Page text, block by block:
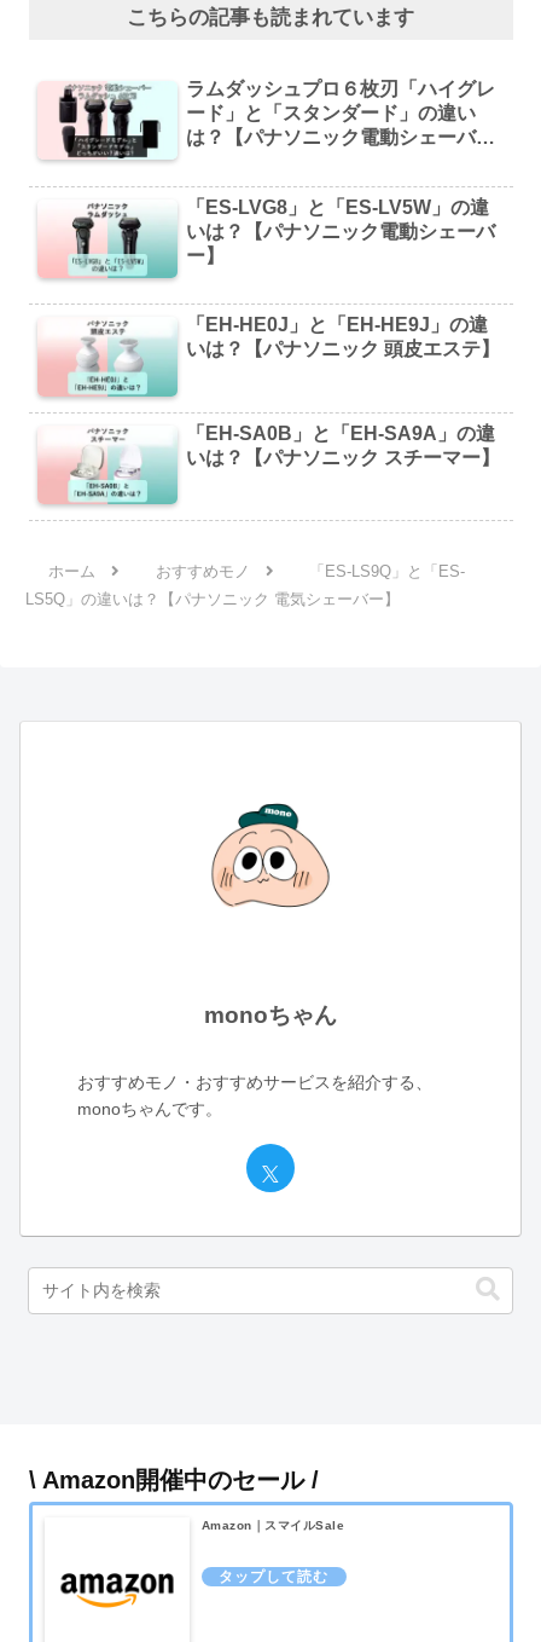
こちらの記事も読まれています
ラムダッシュプロ６枚刃「ハイグレ
ード」と「スタンダード」の違い
は？【パナソニック電動シェーバ
「ES-LVG8」と「ES-LV5W」の違
いは？【パナソニック電動シェーバ
ー】
「EH-HE0J」と「EH-HE9J」の違
いは？【パナソニック 頭皮エステ】
「EH-SA0B」と「EH-SA9A」の違
いは？【パナソニック スチーマー】
ホーム おすすめモノ
「ES-LS9Q」と「ES-
LS5Q」の違いは？【パナソニック 電気シェーバー】
monoちゃん
おすすめモノ・おすすめサービスを紹介する、
monoちゃんです。
\ Amazon開催中のセール /
Amazon｜スマイルSale